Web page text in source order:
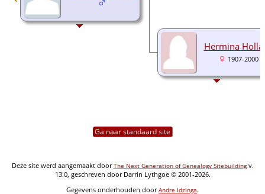
Hermina
1907-2000
Ga naar standaard site
Deze site werd aangemaakt doorThe Next Generation of Genealogy Sitebuildingv.
13.0, geschreven door Darrin Lythgoe © 2001-2026.
Gegevens onderhouden doorAndre Idzinga.